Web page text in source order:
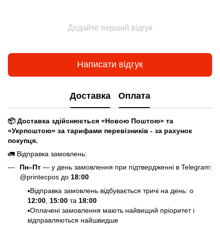
Додайте перший відгук
Написати відгук
Доставка Оплата
📦 Доставка здійснюється «Новою Поштою» та
«Укрпоштою» за тарифами перевізників - за рахунок
покупця.
🚛 Відправка замовлень:
Пн–Пт — у день замовлення при підтвердженні в Telegram:
@printecpos до 18:00
▪️Відправка замовлень відбувається тричі на день: о
12:00 15:00 та 18:00
▪️Оплачені замовлення мають найвищий пріоритет і
відправляються найшвидше